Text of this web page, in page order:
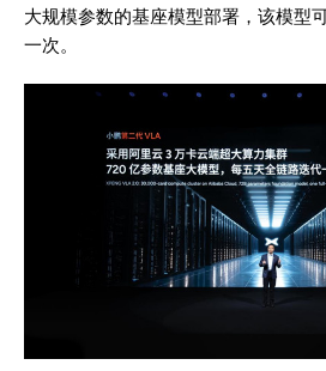
大规模参数的基座模型部署，该模型
一次。